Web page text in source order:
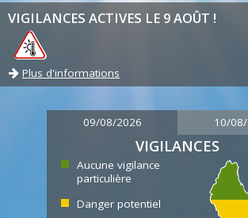
VIGILANCES ACTIVES LE 9 AOÛT !
Plus d'informations
09/08/2026 10/
VIGILANCES
Aucune vigilance
particulière
Danger potentiel